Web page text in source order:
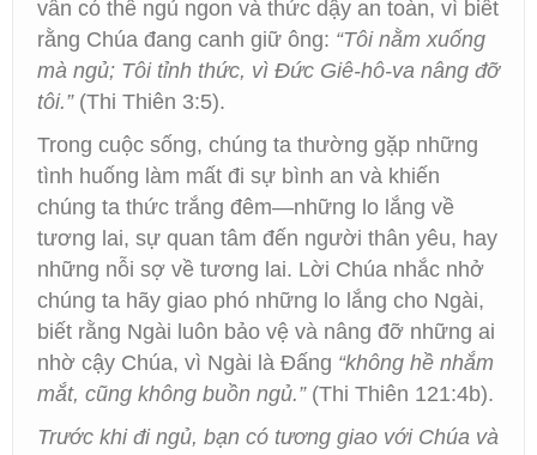
vẫn có thể ngủ ngon và thức dậy an toàn, vì biết
rằng Chúa đang canh giữ ông: “Tôi nằm xuống
mà ngủ; Tôi tỉnh thức, vì Đức Giê-hô-va nâng đỡ
tôi.”(Thi Thiên 3:5).
Trong cuộc sống, chúng ta thường gặp những
tình huống làm mất đi sự bình an và khiến
chúng ta thức trắng đêm—những lo lắng về
tương lai, sự quan tâm đến người thân yêu, hay
những nỗi sợ về tương lai. Lời Chúa nhắc nhở
chúng ta hãy giao phó những lo lắng cho Ngài,
biết rằng Ngài luôn bảo vệ và nâng đỡ những ai
nhờ cậy Chúa, vì Ngài là Đấng “không hề nhắm
mắt, cũng không buồn ngủ.”(Thi Thiên 121:4b).
Trước khi đi ngủ, bạn có tương giao với Chúa và